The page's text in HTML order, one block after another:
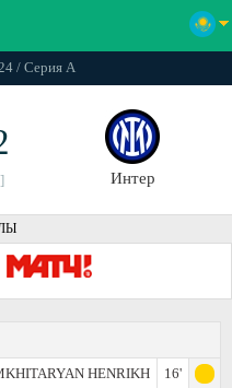
/ Серия А
Интер
HENRIKH
16'